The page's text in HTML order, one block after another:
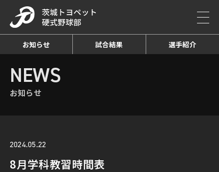
お知らせ 試合結果 選手紹介
HOME お知らせ詳細
NEWS
お知らせ
2024.05.22
8月学科教習時間表